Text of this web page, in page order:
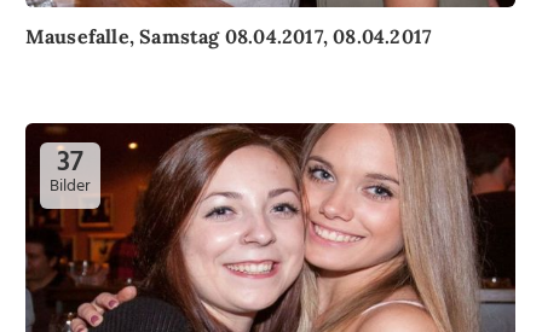
Mausefalle, Samstag 08.04.2017, 08.04.2017
37
Bilder